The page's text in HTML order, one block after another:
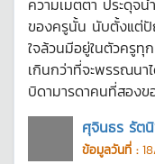
ของครูนั้น นับตั้งแต่
ใจล้วนมีอยู่ในตัวครู
เกินกว่าที่จะพรรณนา
บิดามารดาคนที่สอง
ศุจินธร รัต
ข้อมูลวันที่ :